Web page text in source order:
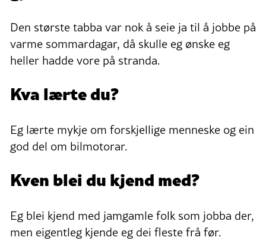
Den største tabba var nok å seie ja til å jobbe på
varme sommardagar, då skulle eg ønske eg
heller hadde vore på stranda.
Kva lærte du?
Eg lærte mykje om forskjellige menneske og ein
god del om bilmotorar.
Kven blei du kjend med?
Eg blei kjend med jamgamle folk som jobba der,
men eigentleg kjende eg dei fleste frå før.